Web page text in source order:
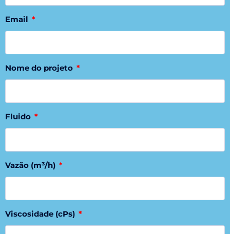
Email
Nome do projeto
Fluido
Vazão (m³/h)
Viscosidade (cPs)